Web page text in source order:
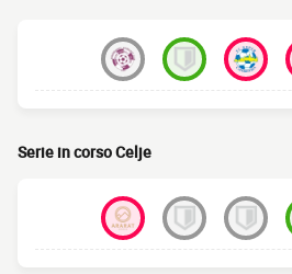
Serie in corso Celje